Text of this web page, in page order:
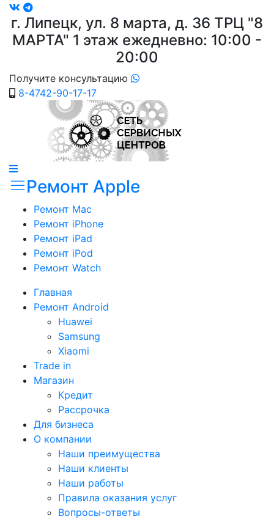
г. Липецк, ул. 8 марта, д. 36 ТРЦ "8
МАРТА" 1 этаж ежедневно: 10:00 -
20:00
Получите консультацию
8-4742-90-17-17
Ремонт Apple
Ремонт Mac
Ремонт iPhone
Ремонт iPad
Ремонт iPod
Ремонт Watch
Главная
Ремонт Android
Huawei
Samsung
Xiaomi
Trade in
Магазин
Кредит
Рассрочка
Для бизнеса
О компании
Наши преимущества
Наши клиенты
Наши работы
Правила оказания услуг
Вопросы-ответы